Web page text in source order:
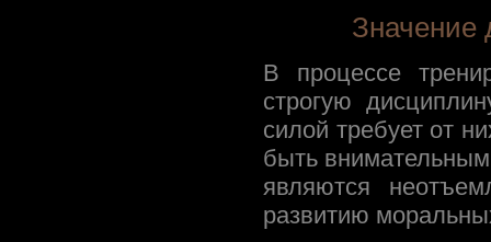
Значение
В процессе
строгую
силой требует от
быть
являются
развитию